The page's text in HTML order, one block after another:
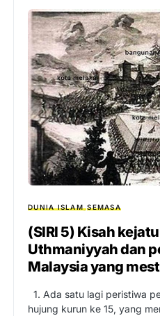
DUNIA ISLAM SEMASA
(SIRI 5) Kisah
Uthmaniyyah dan
Malaysia yang
1. Ada satu lagi peristiwa
hujung kurun ke 15, yang